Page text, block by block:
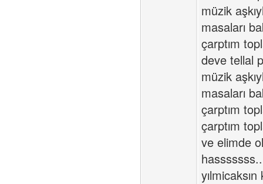
müzik
masaları
çarptım
deve tellal
müzik
masaları
çarptım
çarptım
ve elimde